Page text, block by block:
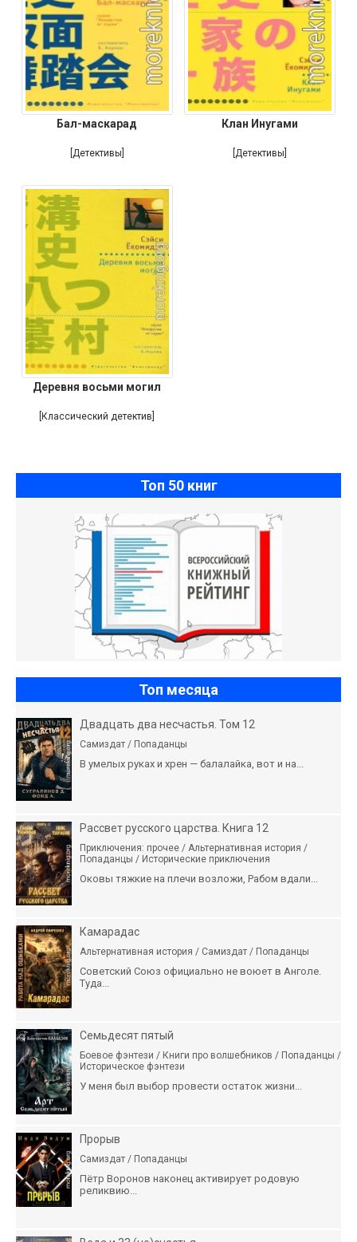
Бал-маскарад
[Детективы]
Клан Инугами
[Детективы]
Деревня восьми могил
[Классический детектив]
Топ 50 книг
Топ месяца
Двадцать два несчастья. Том 12
Самиздат / Попаданцы
В умелых руках и хрен — балалайка, вот и на...
Рассвет русского царства. Книга 12
Приключения: прочее / Альтернативная история /
Попаданцы / Исторические приключения
Оковы тяжкие на плечи возложи, Рабом вдали...
Камарадас
Альтернативная история / Самиздат / Попаданцы
Советский Союз официально не воюет в Анголе.
Туда...
Семьдесят пятый
Боевое фэнтези / Книги про волшебников / Попаданцы /
Историческое фэнтези
У меня был выбор провести остаток жизни...
Прорыв
Самиздат / Попаданцы
Пётр Воронов наконец активирует родовую
реликвию...